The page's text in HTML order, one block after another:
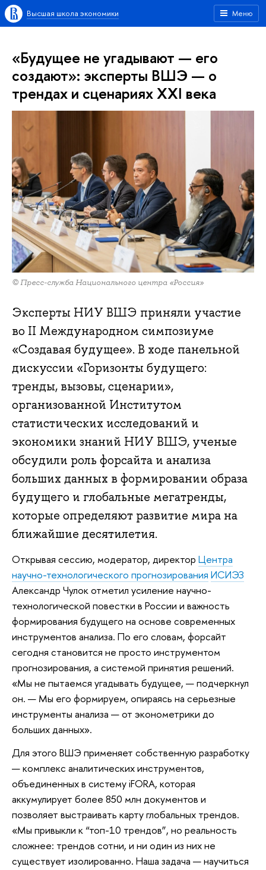
Меню
Высшая школа экономики
«Будущее не угадывают — его
создают»: эксперты ВШЭ — о
трендах и сценариях XXI века
© Пресс-служба Национального центра «Россия»
Эксперты НИУ ВШЭ приняли участие
во II Международном симпозиуме
«Создавая будущее». В ходе панельной
дискуссии «Горизонты будущего:
тренды, вызовы, сценарии»,
организованной Институтом
статистических исследований и
экономики знаний НИУ ВШЭ, ученые
обсудили роль форсайта и анализа
больших данных в формировании образа
будущего и глобальные мегатренды,
которые определяют развитие мира на
ближайшие десятилетия.
Открывая сессию, модератор, директор Центра
научно-технологического прогнозирования ИСИЭЗ
Александр Чулок отметил усиление научно-
технологической повестки в России и важность
формирования будущего на основе современных
инструментов анализа. По его словам, форсайт
сегодня становится не просто инструментом
прогнозирования, а системой принятия решений.
«Мы не пытаемся угадывать будущее, — подчеркнул
он. — Мы его формируем, опираясь на серьезные
инструменты анализа — от эконометрики до
больших данных».
Для этого ВШЭ применяет собственную разработку
— комплекс аналитических инструментов,
объединенных в систему iFORA, которая
аккумулирует более 850 млн документов и
позволяет выстраивать карту глобальных трендов.
«Мы привыкли к “топ-10 трендов”, но реальность
сложнее: трендов сотни, и ни один из них не
существует изолированно. Наша задача — научиться